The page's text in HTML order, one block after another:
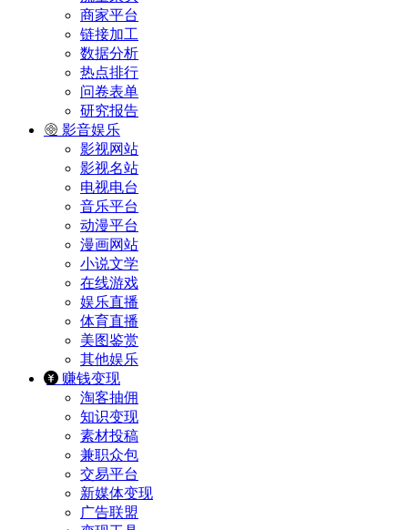
商家平台
链接加工
数据分析
热点排行
问卷表单
研究报告
影音娱乐
影视网站
影视名站
电视电台
音乐平台
动漫平台
漫画网站
小说文学
在线游戏
娱乐直播
体育直播
美图鉴赏
其他娱乐
赚钱变现
淘客抽佣
知识变现
素材投稿
兼职众包
交易平台
新媒体变现
广告联盟